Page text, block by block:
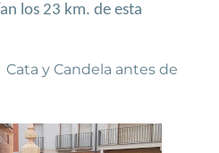
los 23 km. de esta
antes de